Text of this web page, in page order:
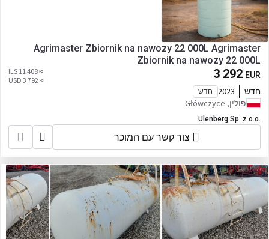
Agrimaster Zbiornik na nawozy 22 000L Agrimaster
Zbiornik na nawozy 22 000L
3 292 EUR
≈ 11 408 ILS
≈ 3 792 USD
חדש 2023 חדש
פּוֹלִין, Główczyce
Ulenberg Sp. z o.o.
צור קשר עם המוכר